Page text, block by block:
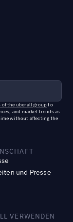
of the uberall groupto
and market trends as
without affecting the
und Presse
VERWENDEN